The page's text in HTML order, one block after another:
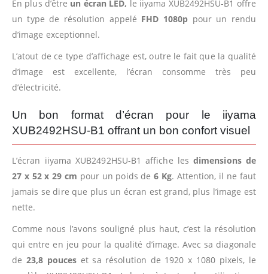
En plus d’être un écran LED, le iiyama XUB2492HSU-B1 offre
un type de résolution appelé FHD 1080p pour un rendu
d’image exceptionnel.
L’atout de ce type d’affichage est, outre le fait que la qualité
d’image est excellente, l’écran consomme très peu
d’électricité.
Un bon format d’écran pour le iiyama
XUB2492HSU-B1 offrant un bon confort visuel
L’écran iiyama XUB2492HSU-B1 affiche lesdimensions de
27 x 52 x 29 cm pour un poids de6 Kg. Attention, il ne faut
jamais se dire que plus un écran est grand, plus l’image est
nette.
Comme nous l’avons souligné plus haut, c’est la résolution
qui entre en jeu pour la qualité d’image. Avec sa diagonale
de 23,8 pouces et sa résolution de 1920 x 1080 pixels, le